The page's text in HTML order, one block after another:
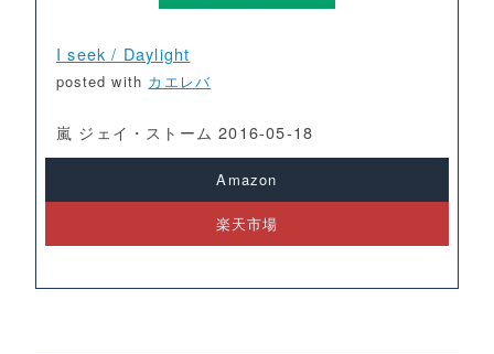
I seek / Daylight
posted with カエレバ
嵐 ジェイ・ストーム 2016-05-18
Amazon
楽天市場